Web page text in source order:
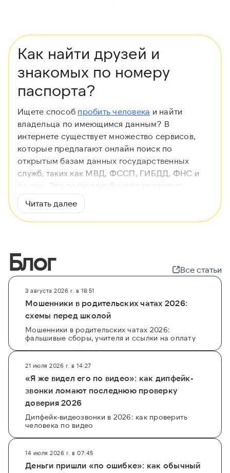
Как найти друзей и
знакомых по номеру
паспорта?
Ищете способ пробить человека и найти
владельца по имеющимся данным? В
интернете существует множество сервисов,
которые предлагают онлайн поиск по
открытым базам данных государственных
служб, таких как МВД, ФССП, ГИБДД, ФНС и
других. Это позволяет быстро проверить
незнакомца, узнать чей номер телефона или
автомобиль, а также найти потерянных друзей
и знакомых, имея лишь номер паспорта.
информацию о человеке.
Для комплексной проверки и поиска связей
рекомендуется использовать
профессиональные платформы, например,
GetScam. Сервис агрегирует информацию из
множества источников, помогая не только
найти владельца телефона, но и определить
его окружение черезпоиск по emailили
автомобилю. Такой глубокий анализ помогает
ответить на вопрос кому принадлежит тот или
иной профиль в соцсетях, обезопасив себя от
мошенников или просто восстановив старые
связи.
Читать далее
Блог Все статьи
3 августа 2026 г. в 18:51
Мошенники в родительских чатах 2026:
схемы перед школой
Мошенники в родительских чатах 2026:
фальшивые сборы, учителя и ссылки на оплату
21 июля 2026 г. в 14:27
«Я же видел его по видео»: как дипфейк-
звонки ломают последнюю проверку
доверия 2026
Дипфейк-видеозвонки в 2026: как проверить
человека по видео
14 июля 2026 г. в 07:45
Деньги пришли «по ошибке»: как обычный